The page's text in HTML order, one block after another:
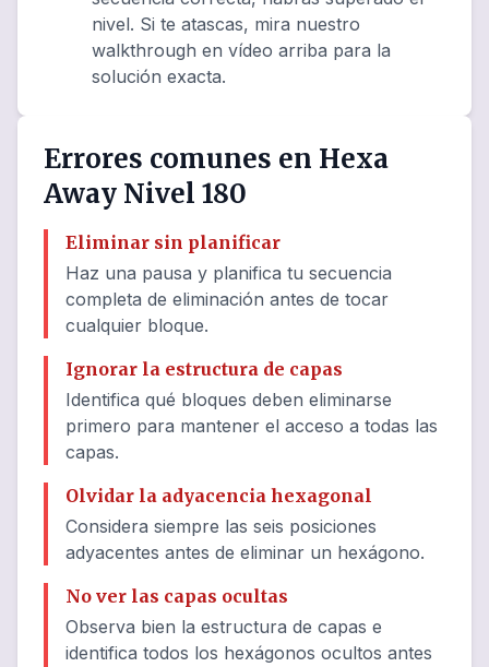
nivel. Si te atascas, mira nuestro
walkthrough en vídeo arriba para la
solución exacta.
Errores comunes en Hexa
Away Nivel 180
Eliminar sin planificar
Haz una pausa y planifica tu secuencia
completa de eliminación antes de tocar
cualquier bloque.
Ignorar la estructura de capas
Identifica qué bloques deben eliminarse
primero para mantener el acceso a todas las
capas.
Olvidar la adyacencia hexagonal
Considera siempre las seis posiciones
adyacentes antes de eliminar un hexágono.
No ver las capas ocultas
Observa bien la estructura de capas e
identifica todos los hexágonos ocultos antes